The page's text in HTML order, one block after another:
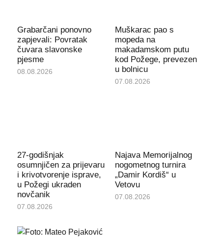
Grabarčani ponovno
zapjevali: Povratak
čuvara slavonske
pjesme
08.08.2026
Muškarac pao s
mopeda na
makadamskom putu
kod Požege, prevezen
u bolnicu
07.08.2026
27-godišnjak
osumnjičen za prijevaru
i krivotvorenje isprave,
u Požegi ukraden
novčanik
07.08.2026
Najava Memorijalnog
nogometnog turnira
„Damir Kordiš“ u
Vetovu
07.08.2026